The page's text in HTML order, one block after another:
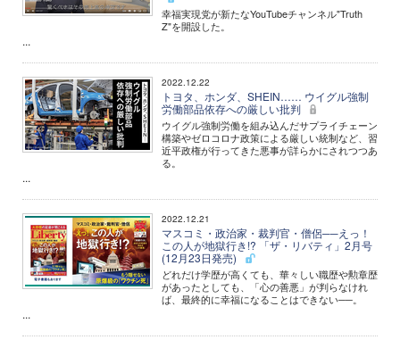
幸福実現党が新たなYouTubeチャンネル"Truth
Z"を開設した。
...
2022.12.22
トヨタ、ホンダ、SHEIN…… ウイグル強制
労働部品依存への厳しい批判
ウイグル強制労働を組み込んだサプライチェーン
構築やゼロコロナ政策による厳しい統制など、習
近平政権が行ってきた悪事が詳らかにされつつあ
る。
...
2022.12.21
マスコミ・政治家・裁判官・僧侶──えっ！
この人が地獄行き!? 「ザ・リバティ」2月号
(12月23日発売)
どれだけ学歴が高くても、華々しい職歴や勲章歴
があったとしても、「心の善悪」が判らなけれ
ば、最終的に幸福になることはできない──。
...